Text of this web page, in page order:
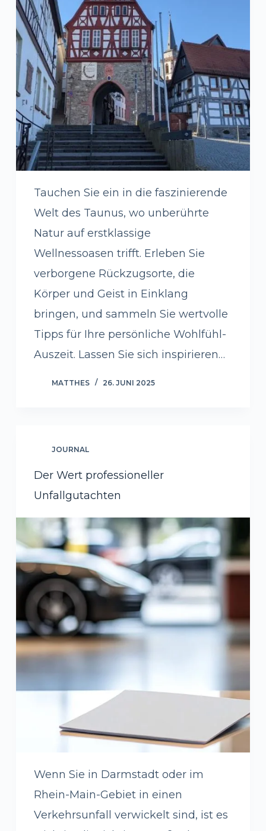
Tauchen Sie ein in die faszinierende
Welt des Taunus, wo unberührte
Natur auf erstklassige
Wellnessoasen trifft. Erleben Sie
verborgene Rückzugsorte, die
Körper und Geist in Einklang
bringen, und sammeln Sie wertvolle
Tipps für Ihre persönliche Wohlfühl-
Auszeit. Lassen Sie sich inspirieren…
MATTHES 26. JUNI 2025
JOURNAL
Der Wert professioneller
Unfallgutachten
Wenn Sie in Darmstadt oder im
Rhein-Main-Gebiet in einen
Verkehrsunfall verwickelt sind, ist es